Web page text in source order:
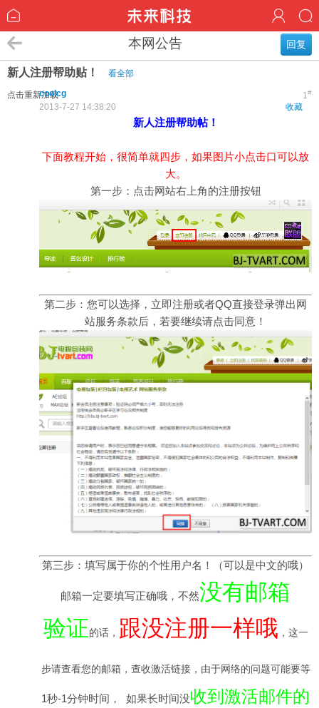
回复
本网公告
新人注册帮助贴！ 看全部
点击重新加载 1#
coolcg
收藏
2013-7-27 14:38:20
新人注册帮助帖！
下面教程开始，很简单就四步，如果图片小点击口可以放
大。
第一步：点击网站右上角的注册按钮
第二步：您可以选择，立即注册或者QQ直接登录弹出网
站服务条款后，若要继续请点击同意！
第三步：填写属于你的个性用户名！（可以是中文的哦）
邮箱一定要填写正确哦，不然没有邮箱
验证的话， 跟没注册一样哦 ，这一
步请查看您的邮箱，查收激活链接，由于网络的问题可能要等
1秒-1分钟时间， 如果长时间没收到激活邮件的